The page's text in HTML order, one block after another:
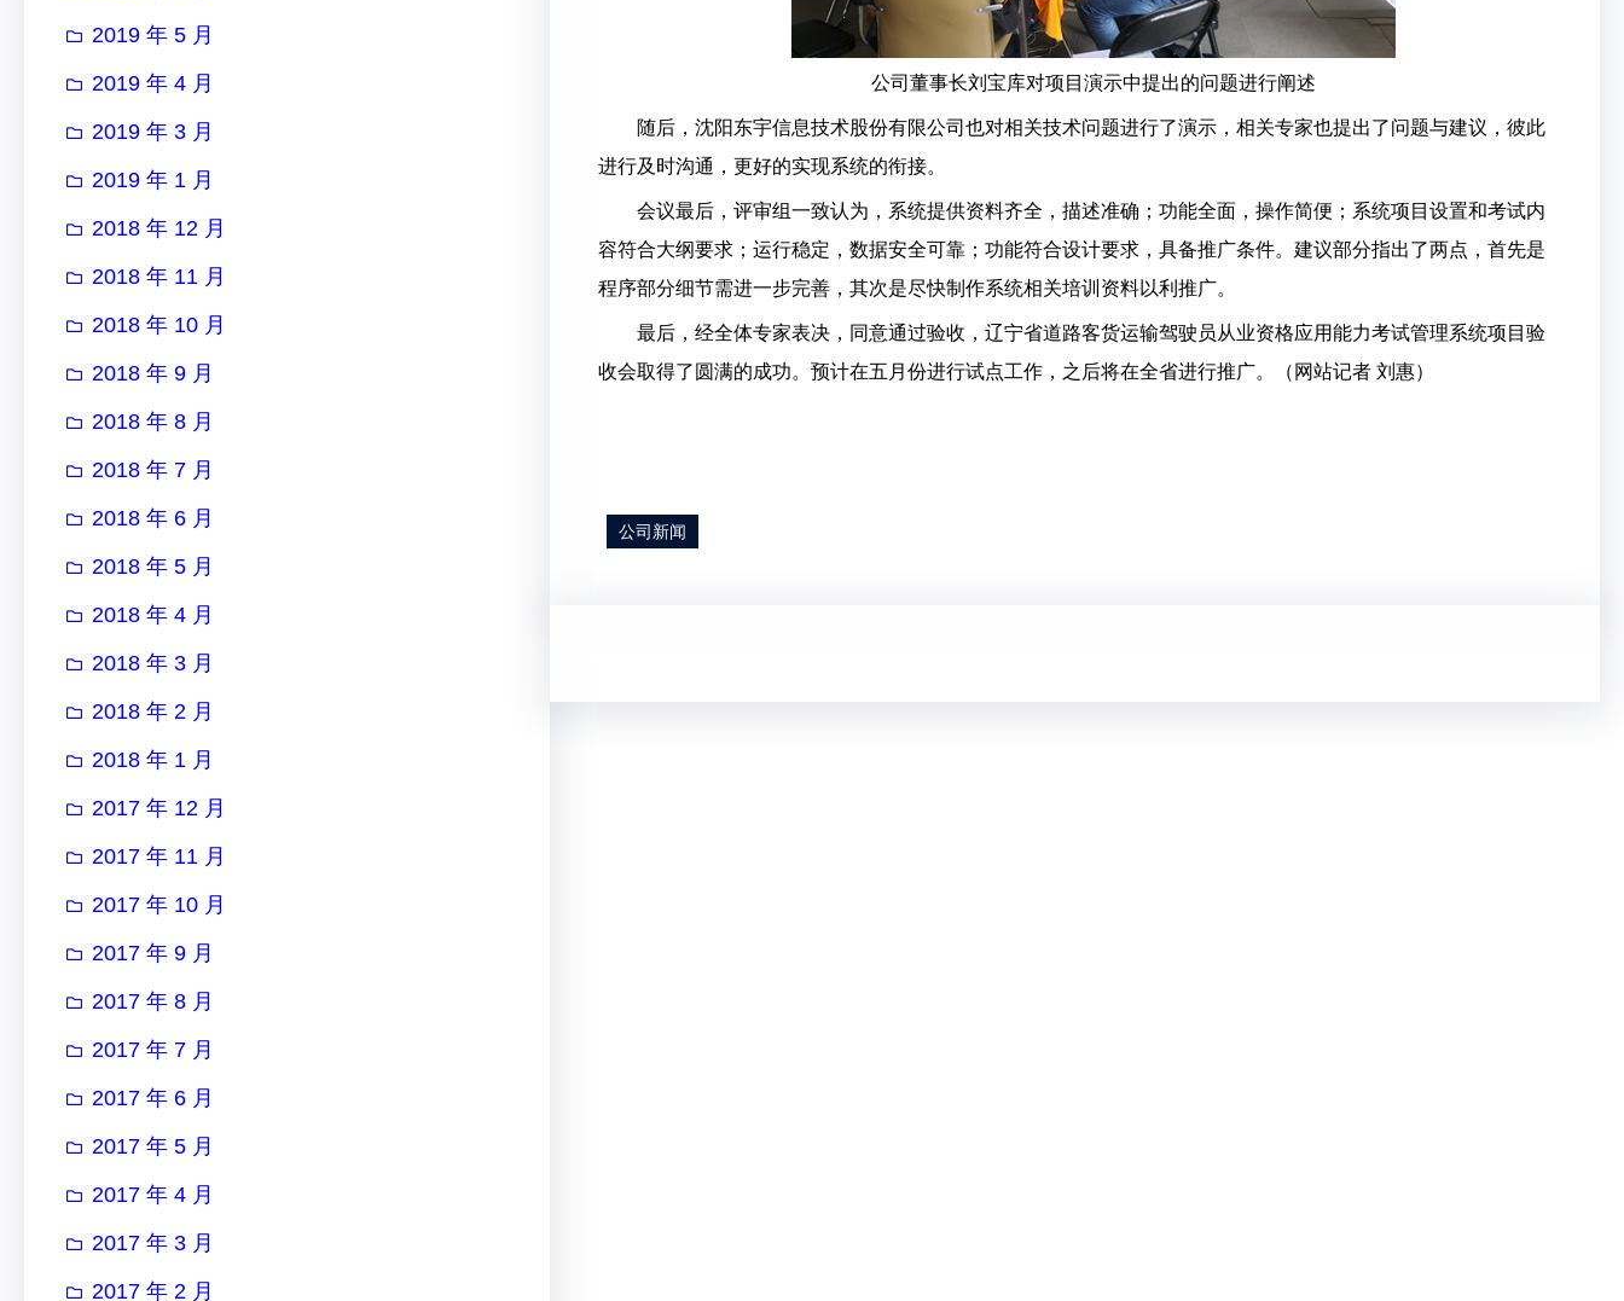
2019 年 5 月
2019 年 4 月
2019 年 3 月
2019 年 1 月
2018 年 12 月
2018 年 11 月
2018 年 10 月
2018 年 9 月
2018 年 8 月
2018 年 7 月
2018 年 6 月
2018 年 5 月
2018 年 4 月
2018 年 3 月
2018 年 2 月
2018 年 1 月
2017 年 12 月
2017 年 11 月
2017 年 10 月
2017 年 9 月
2017 年 8 月
2017 年 7 月
2017 年 6 月
2017 年 5 月
2017 年 4 月
2017 年 3 月
2017 年 2 月
公司董事长刘宝库对项目演示中提出的问题进行阐述
随后，沈阳东宇信息技术股份有限公司也对相关技术问题进行了演示，相关专家也提出了问题与建议，彼此
进行及时沟通，更好的实现系统的衔接。
会议最后，评审组一致认为，系统提供资料齐全，描述准确；功能全面，操作简便；系统项目设置和考试内
容符合大纲要求；运行稳定，数据安全可靠；功能符合设计要求，具备推广条件。建议部分指出了两点，首先是
程序部分细节需进一步完善，其次是尽快制作系统相关培训资料以利推广。
最后，经全体专家表决，同意通过验收，辽宁省道路客货运输驾驶员从业资格应用能力考试管理系统项目验
收会取得了圆满的成功。预计在五月份进行试点工作，之后将在全省进行推广。（网站记者 刘惠）
公司新闻